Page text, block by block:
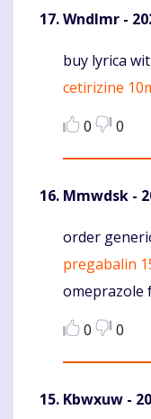
Wndlmr -
Komentaras
buy lyrica
cetirizine
0
0
Mmwdsk -
Komentaras
order
pregabalin
omeprazole
0
0
Kbwxuw -